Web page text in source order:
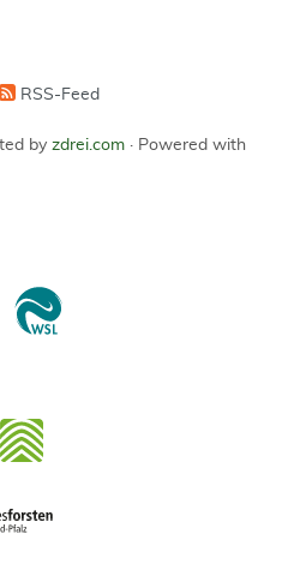
RSS-Feed
by zdrei.com · Powered with